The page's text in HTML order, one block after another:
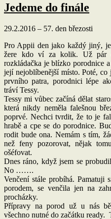
Jedeme do finále
29.2.2016 – 57. den březosti
Pro Appii den jako každý jiný,
žere kdo ví za kolik. Už pár
rozkládačka je blízko porodnice
její nejoblíbenější místo. Poté, co
prvního patra, porodnici lépe
tráví Tessy.
Tessy mi vůbec začíná dělat
která nikdy neměla falešnou
poprvé. Nechci tvrdit, že to je
hrabě a cpe se do porodnice.
rodit bude ona. Nemám s tím,
než feny pozorovat, nějak
ošéfovat.
Dnes ráno, když jsem se
No …….
Venčení stále probíhá. Pamatuji
porodem, se venčila jen na
procházky.
Přípravy na porod už u nás
všechno nutné do začátku